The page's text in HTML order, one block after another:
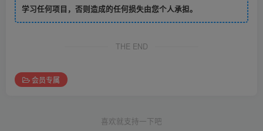
学习任何项目，否则造成的任何损失由您个人承担。
THE END
会员专属
喜欢就支持一下吧